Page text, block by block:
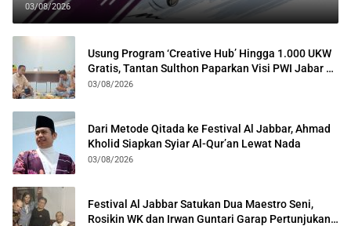
03/08/2026
Usung Program ‘Creative Hub’ Hingga 1.000 UKW
Gratis, Tantan Sulthon Paparkan Visi PWI Jabar di
Kota Bogor
03/08/2026
Dari Metode Qitada ke Festival Al Jabbar, Ahmad
Kholid Siapkan Syiar Al-Qur’an Lewat Nada
03/08/2026
Festival Al Jabbar Satukan Dua Maestro Seni,
Rosikin WK dan Irwan Guntari Garap Pertunjukan